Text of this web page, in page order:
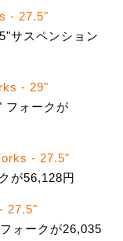
- 27.5"
サスペンション
- 29"
ォークが
- 27.5"
が56,128円
27.5"
ォークが26,035